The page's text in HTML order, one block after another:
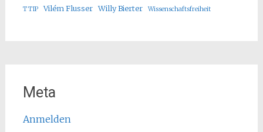
TTIP
Vilém Flusser Willy Bierter Wissenschaftsfreiheit
Meta
Anmelden